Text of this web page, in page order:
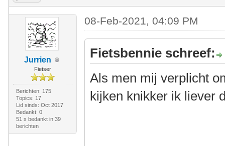
Jurrien
Fietser
Berichten: 175
Topics: 17
Lid sinds: Oct 2017
Bedankt: 0
51 x bedankt in 39
berichten
08-Feb-2021, 04:09 PM
Fietsbennie schreef:
Als men mij verplicht
kijken knikker ik liever